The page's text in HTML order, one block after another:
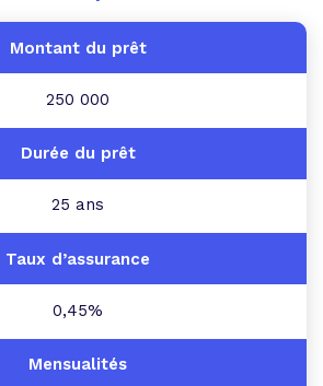
250 000
25 ans
0,45%